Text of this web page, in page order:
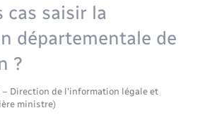
cas saisir la
départementale de
?
Direction de l'information légale et
ministre)